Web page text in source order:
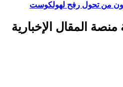
من تحول رفح لهولكوست
المقال الإخبارية